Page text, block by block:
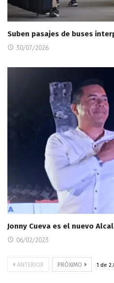
Suben pasajes de buses
30/07/2026
Jonny Cueva es el nuevo
06/02/2023
ANTERIOR PRÓXIMO 1 de